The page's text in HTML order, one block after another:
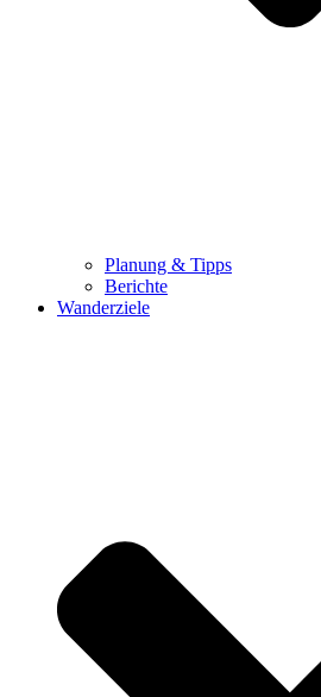
Planung & Tipps
Berichte
Wanderziele